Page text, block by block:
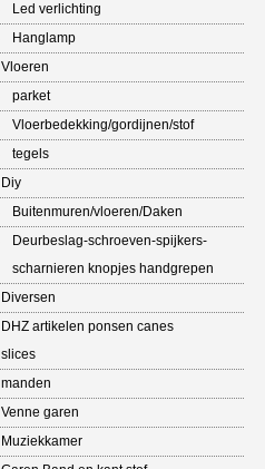
Led verlichting
Hanglamp
Vloeren
parket
Vloerbedekking/gordijnen/stof
tegels
Diy
Buitenmuren/vloeren/Daken
Deurbeslag-schroeven-spijkers-
scharnieren knopjes handgrepen
Diversen
DHZ artikelen ponsen canes
slices
manden
Venne garen
Muziekkamer